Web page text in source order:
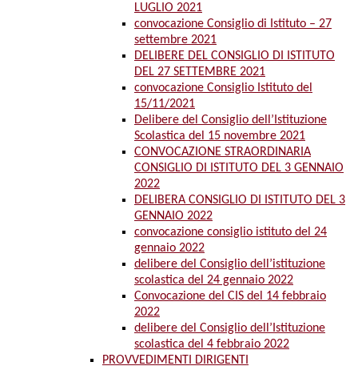
LUGLIO 2021
convocazione Consiglio di Istituto – 27
settembre 2021
DELIBERE DEL CONSIGLIO DI ISTITUTO
DEL 27 SETTEMBRE 2021
convocazione Consiglio Istituto del
15/11/2021
Delibere del Consiglio dell’Istituzione
Scolastica del 15 novembre 2021
CONVOCAZIONE STRAORDINARIA
CONSIGLIO DI ISTITUTO DEL 3 GENNAIO
2022
DELIBERA CONSIGLIO DI ISTITUTO DEL 3
GENNAIO 2022
convocazione consiglio istituto del 24
gennaio 2022
delibere del Consiglio dell’istituzione
scolastica del 24 gennaio 2022
Convocazione del CIS del 14 febbraio
2022
delibere del Consiglio dell’Istituzione
scolastica del 4 febbraio 2022
PROVVEDIMENTI DIRIGENTI